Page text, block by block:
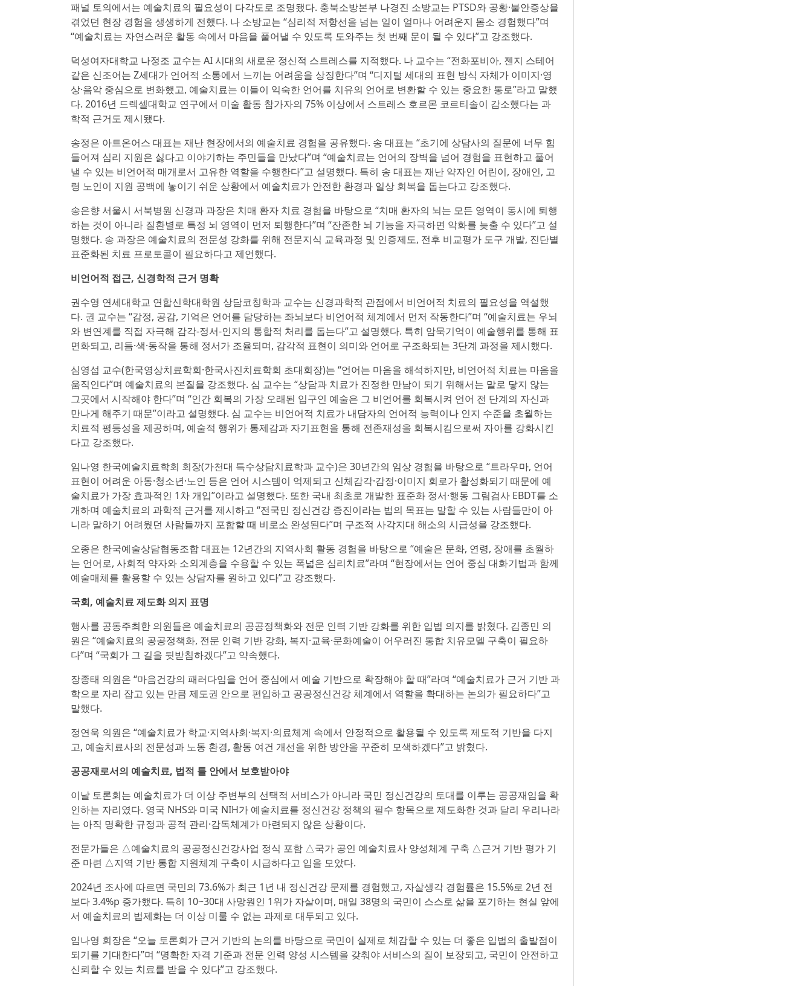
패널 토의에서는 예술치료의 필요성이 다각도로 조명됐다. 충북소방본부 나경진 소방교는 PTSD와 공황·불안증상을
겪었던 현장 경험을 생생하게 전했다. 나 소방교는 “심리적 저항선을 넘는 일이 얼마나 어려운지 몸소 경험했다”며
“예술치료는 자연스러운 활동 속에서 마음을 풀어낼 수 있도록 도와주는 첫 번째 문이 될 수 있다”고 강조했다.
덕성여자대학교 나정조 교수는 AI 시대의 새로운 정신적 스트레스를 지적했다. 나 교수는 “전화포비아, 젠지 스테어
같은 신조어는 Z세대가 언어적 소통에서 느끼는 어려움을 상징한다”며 “디지털 세대의 표현 방식 자체가 이미지·영
상·음악 중심으로 변화했고, 예술치료는 이들이 익숙한 언어를 치유의 언어로 변환할 수 있는 중요한 통로”라고 말했
다. 2016년 드렉셀대학교 연구에서 미술 활동 참가자의 75% 이상에서 스트레스 호르몬 코르티솔이 감소했다는 과
학적 근거도 제시됐다.
송정은 아트온어스 대표는 재난 현장에서의 예술치료 경험을 공유했다. 송 대표는 “초기에 상담사의 질문에 너무 힘
들어져 심리 지원은 싫다고 이야기하는 주민들을 만났다”며 “예술치료는 언어의 장벽을 넘어 경험을 표현하고 풀어
낼 수 있는 비언어적 매개로서 고유한 역할을 수행한다”고 설명했다. 특히 송 대표는 재난 약자인 어린이, 장애인, 고
령 노인이 지원 공백에 놓이기 쉬운 상황에서 예술치료가 안전한 환경과 일상 회복을 돕는다고 강조했다.
송은향 서울시 서북병원 신경과 과장은 치매 환자 치료 경험을 바탕으로 “치매 환자의 뇌는 모든 영역이 동시에 퇴행
하는 것이 아니라 질환별로 특정 뇌 영역이 먼저 퇴행한다”며 “잔존한 뇌 기능을 자극하면 악화를 늦출 수 있다”고 설
명했다. 송 과장은 예술치료의 전문성 강화를 위해 전문지식 교육과정 및 인증제도, 전후 비교평가 도구 개발, 진단별
표준화된 치료 프로토콜이 필요하다고 제언했다.
비언어적 접근, 신경학적 근거 명확
권수영 연세대학교 연합신학대학원 상담코칭학과 교수는 신경과학적 관점에서 비언어적 치료의 필요성을 역설했
다. 권 교수는 “감정, 공감, 기억은 언어를 담당하는 좌뇌보다 비언어적 체계에서 먼저 작동한다”며 “예술치료는 우뇌
와 변연계를 직접 자극해 감각-정서-인지의 통합적 처리를 돕는다”고 설명했다. 특히 암묵기억이 예술행위를 통해 표
면화되고, 리듬·색·동작을 통해 정서가 조율되며, 감각적 표현이 의미와 언어로 구조화되는 3단계 과정을 제시했다.
심영섭 교수(한국영상치료학회·한국사진치료학회 초대회장)는 “언어는 마음을 해석하지만, 비언어적 치료는 마음을
움직인다”며 예술치료의 본질을 강조했다. 심 교수는 “상담과 치료가 진정한 만남이 되기 위해서는 말로 닿지 않는
그곳에서 시작해야 한다”며 “인간 회복의 가장 오래된 입구인 예술은 그 비언어를 회복시켜 언어 전 단계의 자신과
만나게 해주기 때문”이라고 설명했다. 심 교수는 비언어적 치료가 내담자의 언어적 능력이나 인지 수준을 초월하는
치료적 평등성을 제공하며, 예술적 행위가 통제감과 자기표현을 통해 전존재성을 회복시킴으로써 자아를 강화시킨
다고 강조했다.
임나영 한국예술치료학회 회장(가천대 특수상담치료학과 교수)은 30년간의 임상 경험을 바탕으로 “트라우마, 언어
표현이 어려운 아동·청소년·노인 등은 언어 시스템이 억제되고 신체감각·감정·이미지 회로가 활성화되기 때문에 예
술치료가 가장 효과적인 1차 개입”이라고 설명했다. 또한 국내 최초로 개발한 표준화 정서·행동 그림검사 EBDT를 소
개하며 예술치료의 과학적 근거를 제시하고 “전국민 정신건강 증진이라는 법의 목표는 말할 수 있는 사람들만이 아
니라 말하기 어려웠던 사람들까지 포함할 때 비로소 완성된다”며 구조적 사각지대 해소의 시급성을 강조했다.
오종은 한국예술상담협동조합 대표는 12년간의 지역사회 활동 경험을 바탕으로 “예술은 문화, 연령, 장애를 초월하
는 언어로, 사회적 약자와 소외계층을 수용할 수 있는 폭넓은 심리치료”라며 “현장에서는 언어 중심 대화기법과 함께
예술매체를 활용할 수 있는 상담자를 원하고 있다”고 강조했다.
국회, 예술치료 제도화 의지 표명
행사를 공동주최한 의원들은 예술치료의 공공정책화와 전문 인력 기반 강화를 위한 입법 의지를 밝혔다. 김종민 의
원은 “예술치료의 공공정책화, 전문 인력 기반 강화, 복지·교육·문화예술이 어우러진 통합 치유모델 구축이 필요하
다”며 “국회가 그 길을 뒷받침하겠다”고 약속했다.
장종태 의원은 “마음건강의 패러다임을 언어 중심에서 예술 기반으로 확장해야 할 때”라며 “예술치료가 근거 기반 과
학으로 자리 잡고 있는 만큼 제도권 안으로 편입하고 공공정신건강 체계에서 역할을 확대하는 논의가 필요하다”고
말했다.
정연욱 의원은 “예술치료가 학교·지역사회·복지·의료체계 속에서 안정적으로 활용될 수 있도록 제도적 기반을 다지
고, 예술치료사의 전문성과 노동 환경, 활동 여건 개선을 위한 방안을 꾸준히 모색하겠다”고 밝혔다.
공공재로서의 예술치료, 법적 틀 안에서 보호받아야
이날 토론회는 예술치료가 더 이상 주변부의 선택적 서비스가 아니라 국민 정신건강의 토대를 이루는 공공재임을 확
인하는 자리였다. 영국 NHS와 미국 NIH가 예술치료를 정신건강 정책의 필수 항목으로 제도화한 것과 달리 우리나라
는 아직 명확한 규정과 공적 관리·감독체계가 마련되지 않은 상황이다.
전문가들은 △예술치료의 공공정신건강사업 정식 포함 △국가 공인 예술치료사 양성체계 구축 △근거 기반 평가 기
준 마련 △지역 기반 통합 지원체계 구축이 시급하다고 입을 모았다.
2024년 조사에 따르면 국민의 73.6%가 최근 1년 내 정신건강 문제를 경험했고, 자살생각 경험률은 15.5%로 2년 전
보다 3.4%p 증가했다. 특히 10~30대 사망원인 1위가 자살이며, 매일 38명의 국민이 스스로 삶을 포기하는 현실 앞에
서 예술치료의 법제화는 더 이상 미룰 수 없는 과제로 대두되고 있다.
임나영 회장은 “오늘 토론회가 근거 기반의 논의를 바탕으로 국민이 실제로 체감할 수 있는 더 좋은 입법의 출발점이
되기를 기대한다”며 “명확한 자격 기준과 전문 인력 양성 시스템을 갖춰야 서비스의 질이 보장되고, 국민이 안전하고
신뢰할 수 있는 치료를 받을 수 있다”고 강조했다.